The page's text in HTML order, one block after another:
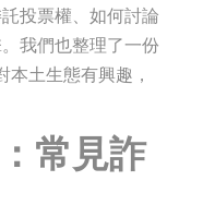
投票權、如何討論
我們也整理了一份
本土生態有興趣，
常見詐